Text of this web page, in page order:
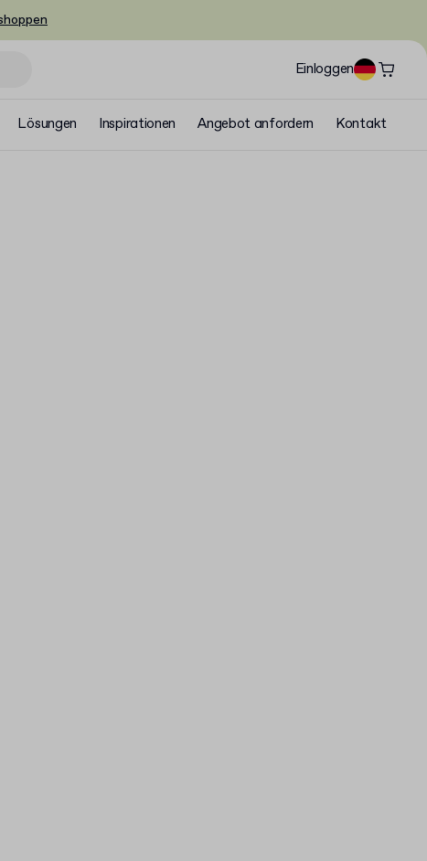
Einloggen
Lösungen Inspirationen Angebot anfordern Kontakt